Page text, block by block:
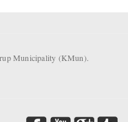
Municipality (KMun).